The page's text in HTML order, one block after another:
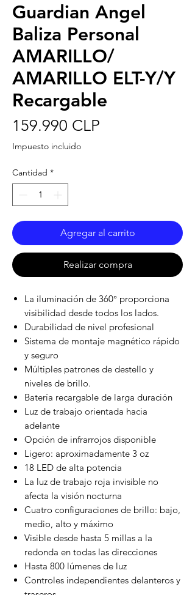
Guardian Angel
Baliza Personal
AMARILLO/
AMARILLO ELT-Y/Y
Recargable
159.990 CLP
Impuesto incluido
Cantidad *
Agregar al carrito
Realizar compra
La iluminación de 360° proporciona
visibilidad desde todos los lados.
Durabilidad de nivel profesional
Sistema de montaje magnético rápido
y seguro
Múltiples patrones de destello y
niveles de brillo.
Batería recargable de larga duración
Luz de trabajo orientada hacia
adelante
Opción de infrarrojos disponible
Ligero: aproximadamente 3 oz
18 LED de alta potencia
La luz de trabajo roja invisible no
afecta la visión nocturna
Cuatro configuraciones de brillo: bajo,
medio, alto y máximo
Visible desde hasta 5 millas a la
redonda en todas las direcciones
Hasta 800 lúmenes de luz
Controles independientes delanteros y